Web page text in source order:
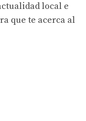
local e
que te acerca al